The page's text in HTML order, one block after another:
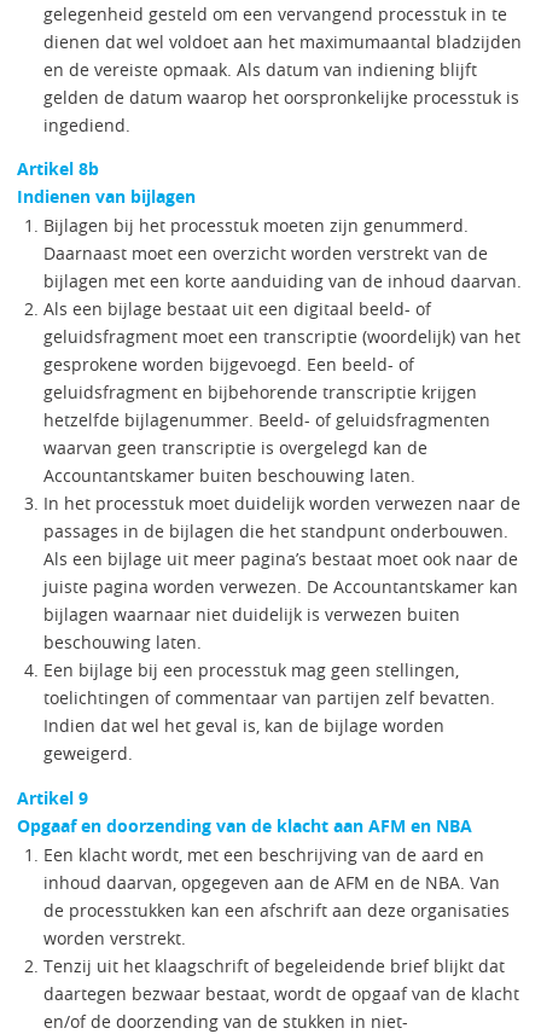
gelegenheid gesteld om een vervangend processtuk in te
dienen dat wel voldoet aan het maximumaantal bladzijden
en de vereiste opmaak. Als datum van indiening blijft
gelden de datum waarop het oorspronkelijke processtuk is
ingediend.
Artikel 8b
Indienen van bijlagen
Bijlagen bij het processtuk moeten zijn genummerd.
Daarnaast moet een overzicht worden verstrekt van de
bijlagen met een korte aanduiding van de inhoud daarvan.
Als een bijlage bestaat uit een digitaal beeld- of
geluidsfragment moet een transcriptie (woordelijk) van het
gesprokene worden bijgevoegd. Een beeld- of
geluidsfragment en bijbehorende transcriptie krijgen
hetzelfde bijlagenummer. Beeld- of geluidsfragmenten
waarvan geen transcriptie is overgelegd kan de
Accountantskamer buiten beschouwing laten.
In het processtuk moet duidelijk worden verwezen naar de
passages in de bijlagen die het standpunt onderbouwen.
Als een bijlage uit meer pagina’s bestaat moet ook naar de
juiste pagina worden verwezen. De Accountantskamer kan
bijlagen waarnaar niet duidelijk is verwezen buiten
beschouwing laten.
Een bijlage bij een processtuk mag geen stellingen,
toelichtingen of commentaar van partijen zelf bevatten.
Indien dat wel het geval is, kan de bijlage worden
geweigerd.
Artikel 9
Opgaaf en doorzending van de klacht aan AFM en NBA
Een klacht wordt, met een beschrijving van de aard en
inhoud daarvan, opgegeven aan de AFM en de NBA. Van
de processtukken kan een afschrift aan deze organisaties
worden verstrekt.
Tenzij uit het klaagschrift of begeleidende brief blijkt dat
daartegen bezwaar bestaat, wordt de opgaaf van de klacht
en/of de doorzending van de stukken in niet-